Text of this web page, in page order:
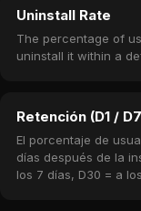
Uninstall Rate
The percentage of
uninstall it within a
Retención (D1 /
El porcentaje de
días después de la
los 7 días, D30 = a